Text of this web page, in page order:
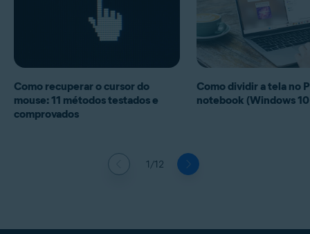
1/12
Como recuperar o cursor do
mouse: 11 métodos testados e
comprovados
Como dividir a tela no
notebook (Windows 10